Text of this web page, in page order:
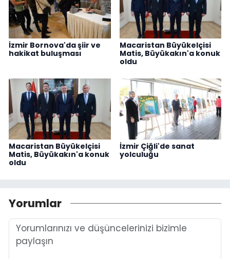
İzmir Bornova'da şiir ve
hakikat buluşması
Macaristan Büyükelçisi
Matis, Büyükakın'a konuk
oldu
Macaristan Büyükelçisi
Matis, Büyükakın'a konuk
oldu
İzmir Çiğli'de sanat
yolculuğu
Yorumlar